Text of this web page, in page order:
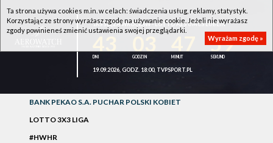
1KS ŚLĘZA WROCŁAW - LOTTO AZS UMCS LUBLIN
59
19.09.2026, GODZ. 18:00, TVPSPORT.PL
BANK PEKAO S.A. PUCHAR POLSKI KOBIET
LOTTO 3X3 LIGA
#HWHR
Ta strona używa cookies m.in. w celach: świadczenia usług, reklamy, statystyk.
Korzystając ze strony wyrażasz zgodę na używanie cookie. Jeżeli nie wyrażasz
zgody powinieneś zmienić ustawienia swojej przeglądarki.
Wyrażam zgodę »